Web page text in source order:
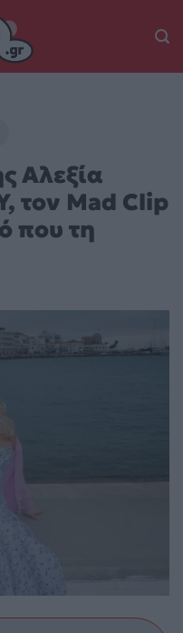
Αλεξία
τον Mad Clip
που τη